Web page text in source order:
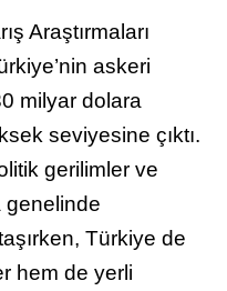
Araştırmaları
askeri
milyar dolara
seviyesine çıktı.
gerilimler ve
genelinde
Türkiye de
hem de yerli